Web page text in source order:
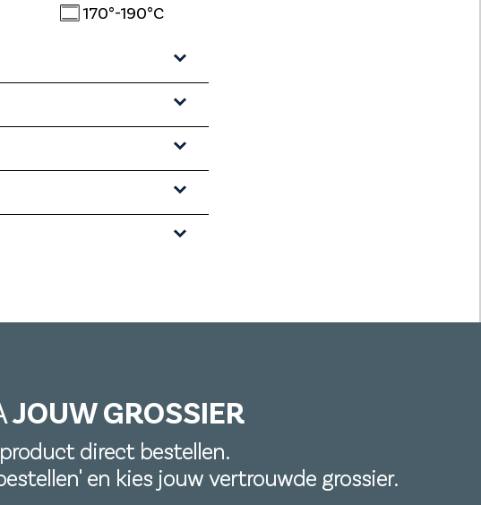
170°-190°C
JOUW GROSSIER
direct bestellen.
en kies jouw vertrouwde grossier.